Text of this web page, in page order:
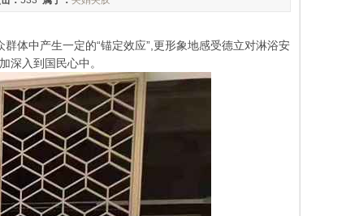
体中产生一定的“锚定效应”,更形象地感受德立对淋浴安
深入到国民心中。